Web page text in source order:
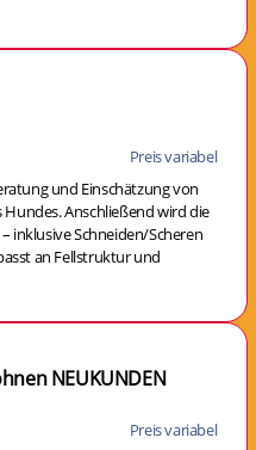
Preis variabel
und Einschätzung von
Anschließend wird die
inklusive Schneiden/Scheren
an Fellstruktur und
NEUKUNDEN
Preis variabel